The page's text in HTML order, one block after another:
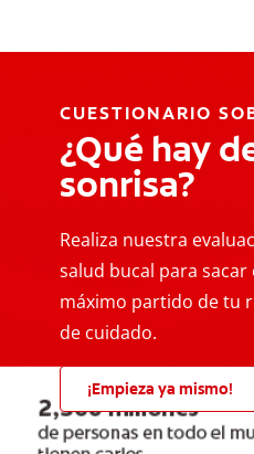
CUESTIONARIO
¿Qué hay
sonrisa?
Realiza nuestra
salud bucal para sacar
máximo partido de tu
de cuidado.
¡Empieza ya mismo!